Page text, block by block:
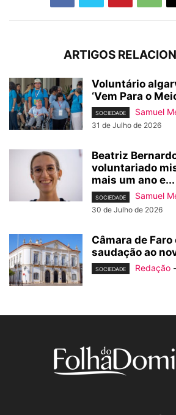
ARTIGOS
Voluntário
‘Vem Para o
SOCIEDADE Samuel
31 de Julho de 2026
Beatriz
voluntariado
mais um ano e...
SOCIEDADE Samuel
30 de Julho de 2026
Câmara de
saudação ao
SOCIEDADE Redação -